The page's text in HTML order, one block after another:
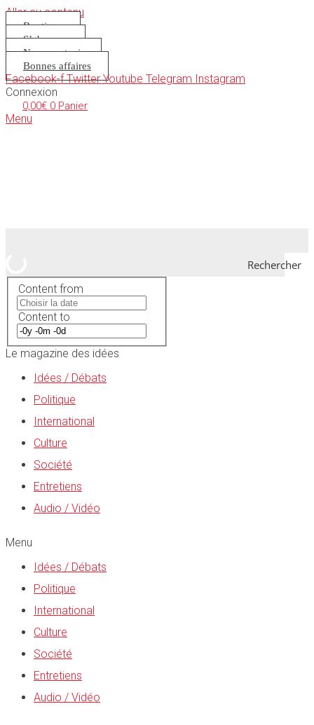
Aller au contenu
Boutique
S’abonner
Nous soutenir
Bonnes affaires
Facebook-f Twitter Youtube Telegram Instagram
Connexion
0,00€ 0 Panier
Menu
Rechercher
Content from
Content to
Le magazine des idées
Idées / Débats
Politique
International
Culture
Société
Entretiens
Audio / Vidéo
Menu
Idées / Débats
Politique
International
Culture
Société
Entretiens
Audio / Vidéo